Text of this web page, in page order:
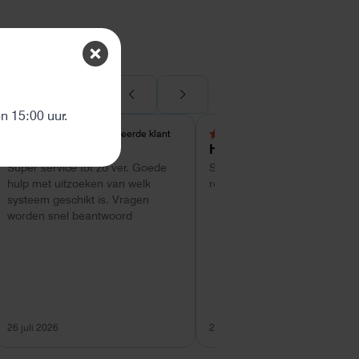
Geverifieerde klant
Super service tot zo ver. Goede
hulp met uitzoeken van welk
systeem geschikt is. Vragen
worden snel beantwoord
26 juli 2026
4 van 5 sterren
Hans Kollenbrander
Snelle levering en goede
respons bij installatie.
26 juli 2026
15:00 uur.